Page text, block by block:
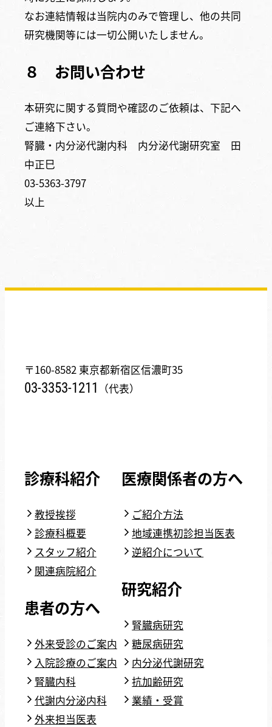
なお連結情報は当院内のみで管理し、他の共同
研究機関等には一切公開いたしません。
８ お問い合わせ
本研究に関する質問や確認のご依頼は、下記へ
ご連絡下さい。
腎臓・内分泌代謝内科 内分泌代謝研究室 田
中正巳
03-5363-3797
以上
〒160-8582 東京都新宿区信濃町35
03-3353-1211 （代表）
診療科紹介
教授挨拶
診療科概要
スタッフ紹介
関連病院紹介
患者の方へ
外来受診のご案内
入院診療のご案内
腎臓内科
代謝内分泌内科
外来担当医表
医療関係者の方へ
ご紹介方法
地域連携初診担当医表
逆紹介について
研究紹介
腎臓病研究
糖尿病研究
内分泌代謝研究
抗加齢研究
業績・受賞